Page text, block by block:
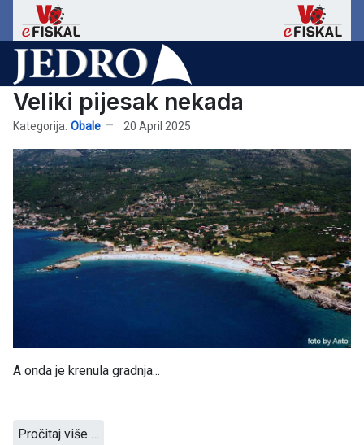
Veliki pijesak nekada
Kategorija: Obale 20 April 2025
A onda je krenula gradnja...
Pročitaj više …